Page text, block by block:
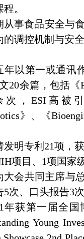
。
从事食品安全与
的调控机制与安
年以第一或通讯
20余篇，包括《
次，ESI 高被
》、《
发明专利21项，
项目、 1项国家
大会共同主席与
5次、口头报告3
年获第一届全国
Young